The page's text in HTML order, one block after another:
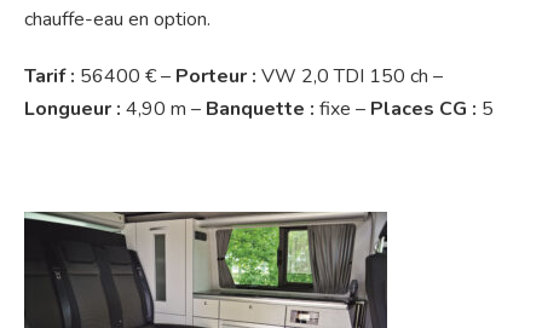
chauffe-eau en option.
Tarif : 56400 € – Porteur : VW 2,0 TDI 150 ch –
Longueur : 4,90 m – Banquette : fixe – Places CG : 5